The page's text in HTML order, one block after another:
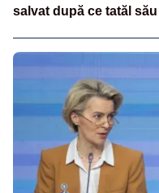
salvat după ce tatăl